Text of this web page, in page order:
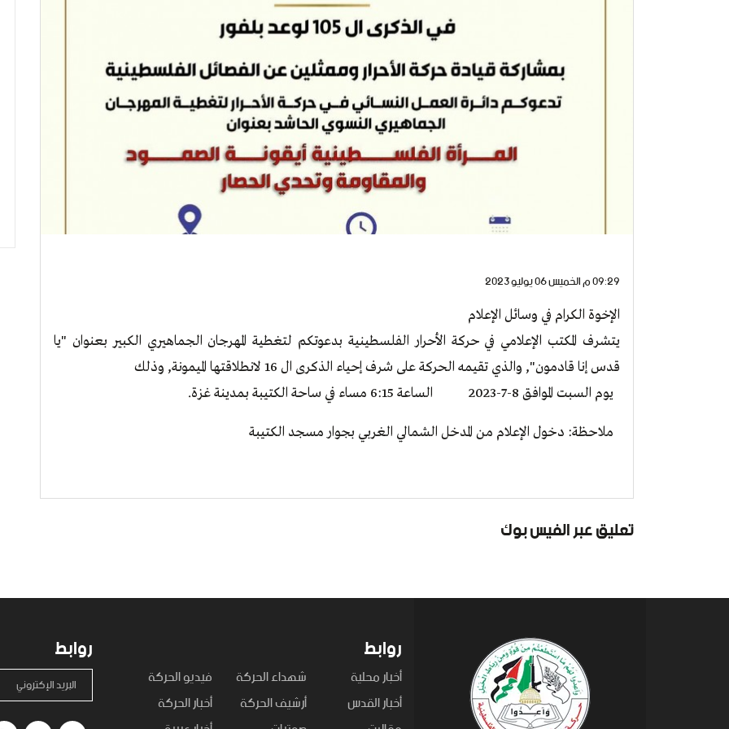
09:29 م الخميس 06 يوليو 2023
الإخوة الكرام في وسائل الإعلام
يتشرف المكتب الإعلامي في حركة الأحرار الفلسطينية بدعوتكم لتغطية المهرجان الجماهيري الكبير بعنوان "يا
قدس إنا قادمون", والذي تقيمه الحركة على شرف إحياء الذكرى ال 16 لانطلاقتها الميمونة, وذلك
يوم السبت الموافق 8-7-2023 الساعة 6:15 مساء في ساحة الكتيبة بمدينة غزة.
ملاحظة: دخول الإعلام من المدخل الشمالي الغربي بجوار مسجد الكتيبة
تعليق عبر الفيس بوك
روابط
أخبار محلية شهداء الحركة
فيديو الحركة
أخبار القدس
أرشيف الحركة
أخبار الحركة
روابط
البريد الإكتروني